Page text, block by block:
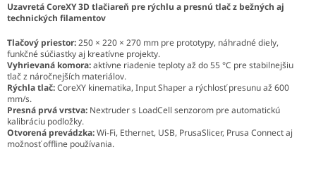
Uzavretá CoreXY 3D tlačiareň pre rýchlu a presnú tlač z bežných aj
technických filamentov
Tlačový priestor:250 × 220 × 270 mm pre prototypy, náhradné diely,
funkčné súčiastky aj kreatívne projekty.
Vyhrievaná komora:aktívne riadenie teploty až do 55 °C pre stabilnejšiu
tlač z náročnejších materiálov.
Rýchla tlač:CoreXY kinematika, Input Shaper a rýchlosť presunu až 600
mm/s.
Presná prvá vrstva: Nextruder s LoadCell senzorom pre automatickú
kalibráciu podložky.
Otvorená prevádzka:Wi-Fi, Ethernet, USB, PrusaSlicer, Prusa Connect aj
možnosť offline používania.